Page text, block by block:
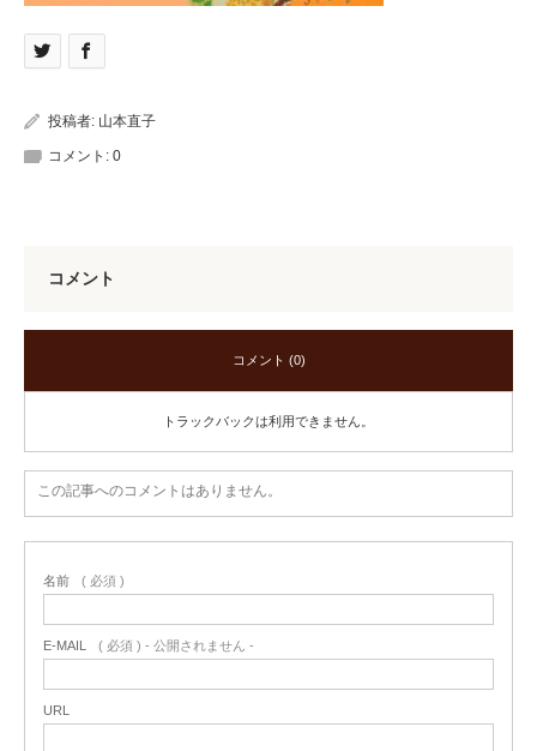
投稿者: 山本直子
コメント: 0
コメント
コメント (0)
トラックバックは利用できません。
この記事へのコメントはありません。
名前 ( 必須 )
E-MAIL ( 必須 ) - 公開されません -
URL